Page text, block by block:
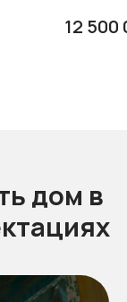
12 500